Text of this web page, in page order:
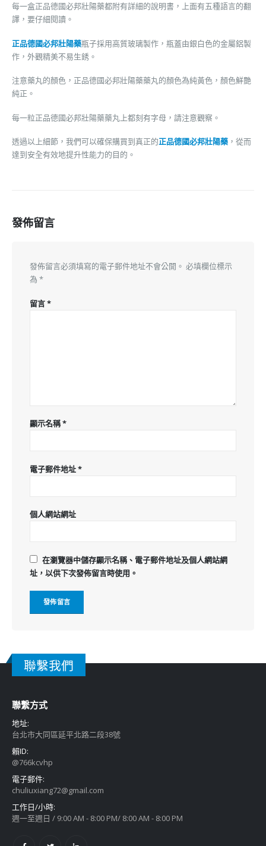
每一盒正品德國必邦壯陽藥都附有詳細的說明書，上面有五種語言的翻
譯，要仔細閱讀。
正品德國必邦壯陽藥瓶子採用高質玻璃製作，瓶蓋由銀白色的金屬鋁製
作，外觀精美不易生銹。
注意藥丸的顏色，正品德國必邦壯陽藥藥丸的顏色為純黃色，顏色鮮艷
純正。
每一粒正品德國必邦壯陽藥藥丸上都刻有字母，請注意觀察。
透過以上細節，我們可以確保購買到真正的正品德國必邦壯陽藥 ，從而
達到安全有效地提升性能力的目的。
發佈留言
發佈留言必須填寫的電子郵件地址不會公開。 必填欄位標示
為 *
留言*
顯示名稱*
電子郵件地址*
個人網站網址
在瀏覽器中儲存顯示名稱、電子郵件地址及個人網站網
址，以供下次發佈留言時使用。
聯繫我們
聯繫方式
地址:
台北市大同區延平北路二段38號
賴ID:
@766kcvhp
電子郵件:
chuliuxiang72@gmail.com
工作日/小時:
週一至週日 / 9:00 AM - 8:00 PM/ 8:00 AM - 8:00 PM